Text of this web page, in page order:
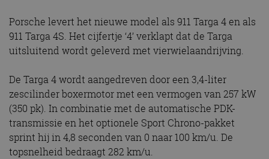
Porsche levert het nieuwe model als 911 Targa 4 en als
911 Targa 4S. Het cijfertje ‘4’ verklapt dat de Targa
uitsluitend wordt geleverd met vierwielaandrijving.
De Targa 4 wordt aangedreven door een 3,4-liter
zescilinder boxermotor met een vermogen van 257 kW
(350 pk). In combinatie met de automatische PDK-
transmissie en het optionele Sport Chrono-pakket
sprint hij in 4,8 seconden van 0 naar 100 km/u. De
topsnelheid bedraagt 282 km/u.